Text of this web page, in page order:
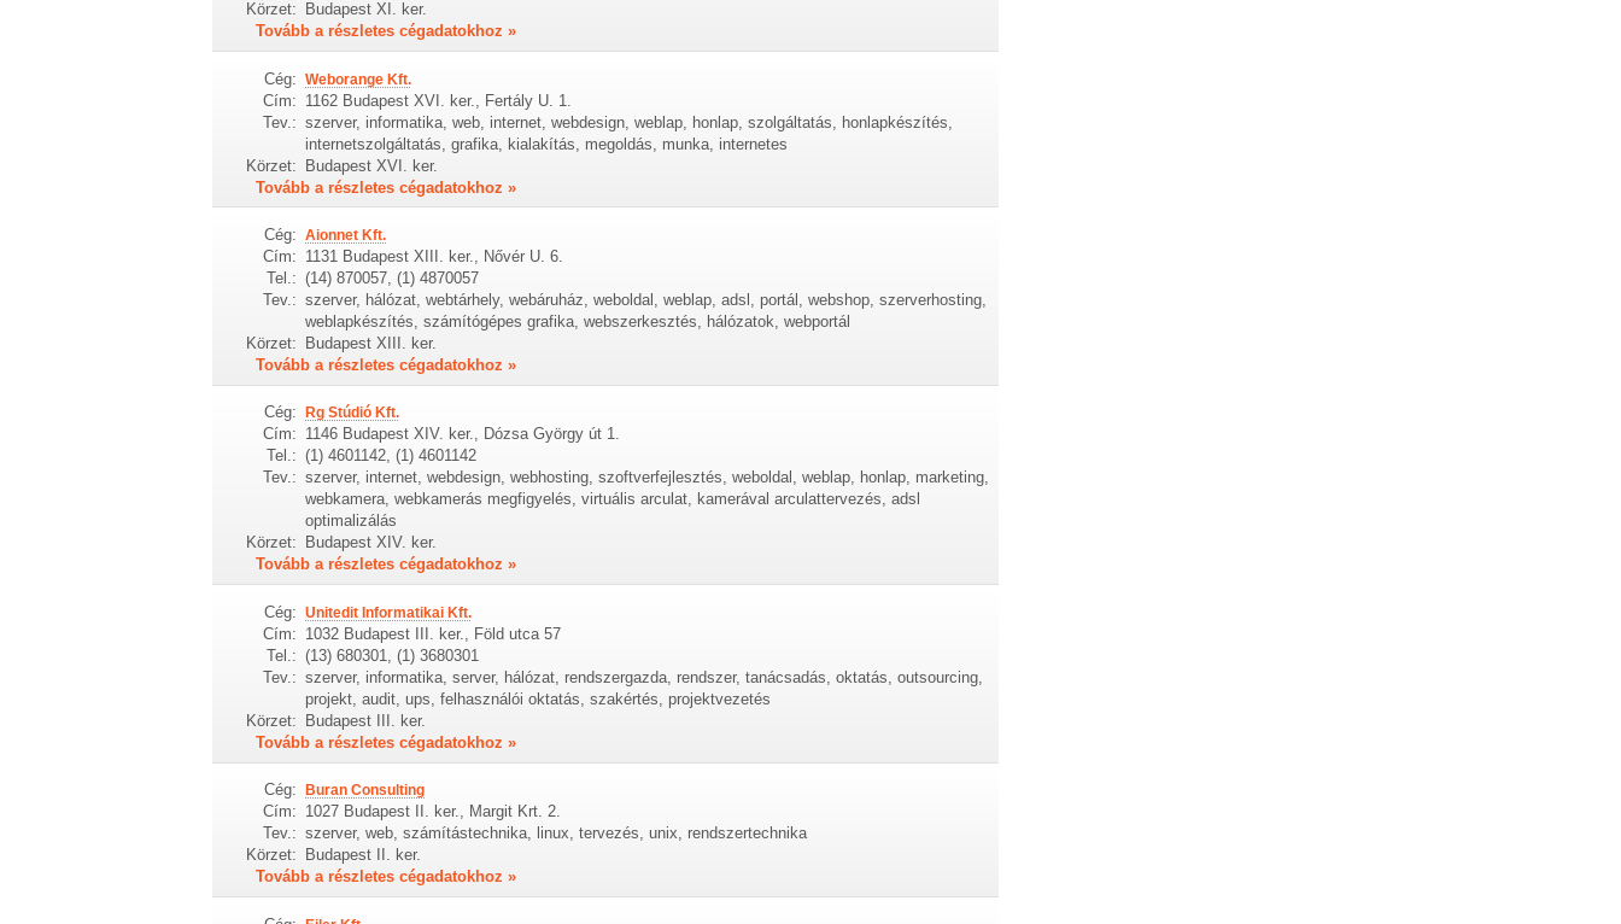
Körzet:
Budapest XI. ker.
Tovább a részletes cégadatokhoz »
Cég: Weborange Kft.
Cím: 1162 Budapest XVI. ker., Fertály U. 1.
Tev.: szerver, informatika, web, internet, webdesign, weblap, honlap, szolgáltatás, honlapkészítés,
internetszolgáltatás, grafika, kialakítás, megoldás, munka, internetes
Körzet: Budapest XVI. ker.
Tovább a részletes cégadatokhoz »
Cég: Aionnet Kft.
Cím: 1131 Budapest XIII. ker., Nővér U. 6.
Tel.: (14) 870057, (1) 4870057
Tev.: szerver, hálózat, webtárhely, webáruház, weboldal, weblap, adsl, portál, webshop, szerverhosting,
weblapkészítés, számítógépes grafika, webszerkesztés, hálózatok, webportál
Körzet:
Budapest XIII. ker.
Tovább a részletes cégadatokhoz »
Cég: Rg Stúdió Kft.
Cím: 1146 Budapest XIV. ker., Dózsa György út 1.
Tel.: (1) 4601142, (1) 4601142
Tev.: szerver, internet, webdesign, webhosting, szoftverfejlesztés, weboldal, weblap, honlap, marketing,
webkamera, webkamerás megfigyelés, virtuális arculat, kamerával arculattervezés, adsl
optimalizálás
Körzet:
Budapest XIV. ker.
Tovább a részletes cégadatokhoz »
Cég: Unitedit Informatikai Kft.
Cím: 1032 Budapest III. ker., Föld utca 57
Tel.: (13) 680301, (1) 3680301
Tev.: szerver, informatika, server, hálózat, rendszergazda, rendszer, tanácsadás, oktatás, outsourcing,
projekt, audit, ups, felhasználói oktatás, szakértés, projektvezetés
Körzet:
Budapest III. ker.
Tovább a részletes cégadatokhoz »
Cég: Buran Consulting
Cím: 1027 Budapest II. ker., Margit Krt. 2.
Tev.: szerver, web, számítástechnika, linux, tervezés, unix, rendszertechnika
Körzet:
Budapest II. ker.
Tovább a részletes cégadatokhoz »